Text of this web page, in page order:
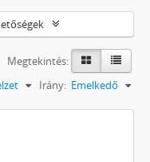
Megtekintés:
Irány: Emelkedő